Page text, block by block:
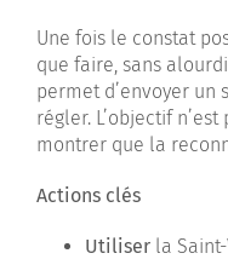
Une fois le constat
que faire, sans
permet d’envoyer un
régler. L’objectif
montrer que la
Actions clés
Utiliserla Saint-